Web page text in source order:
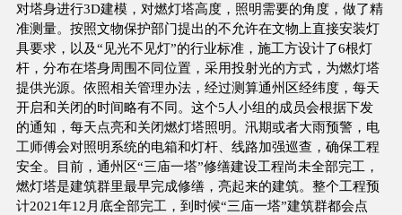
对塔身进行3D建模，对燃灯塔高度，照明需要的角度，做了精
准测量。按照文物保护部门提出的不允许在文物上直接安装灯
具要求，以及“见光不见灯”的行业标准，施工方设计了6根灯
杆，分布在塔身周围不同位置，采用投射光的方式，为燃灯塔
提供光源。依照相关管理办法，经过测算通州区经纬度，每天
开启和关闭的时间略有不同。这个5人小组的成员会根据下发
的通知，每天点亮和关闭燃灯塔照明。汛期或者大雨预警，电
工师傅会对照明系统的电箱和灯杆、线路加强巡查，确保工程
安全。目前，通州区“三庙一塔”修缮建设工程尚未全部完工，
燃灯塔是建筑群里最早完成修缮，亮起来的建筑。整个工程预
计2021年12月底全部完工，到时候“三庙一塔”建筑群都会点